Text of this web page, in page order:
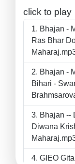
click to play
Bhajan -
Ras Bhar
Bhajan -
Bihari -
Bhajan --
Diwana
GIEO